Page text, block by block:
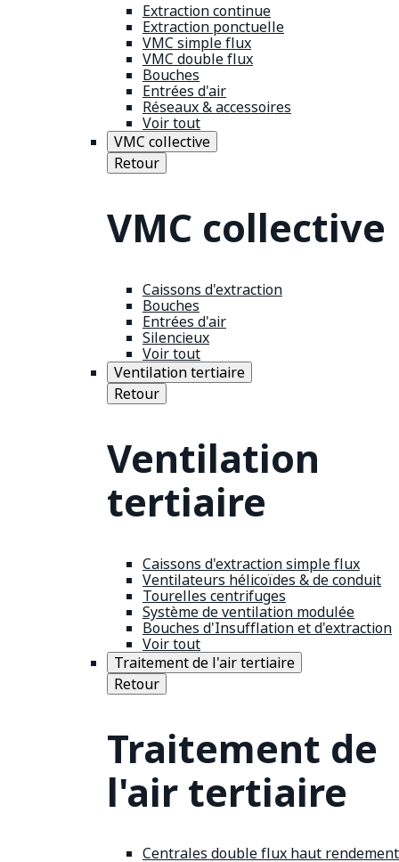
Extraction continue
Extraction ponctuelle
VMC simple flux
VMC double flux
Bouches
Entrées d'air
Réseaux & accessoires
Voir tout
VMC collective
Retour
VMC collective
Caissons d'extraction
Bouches
Entrées d'air
Silencieux
Voir tout
Ventilation tertiaire
Retour
Ventilation
tertiaire
Caissons d'extraction simple flux
Ventilateurs hélicoïdes & de conduit
Tourelles centrifuges
Système de ventilation modulée
Bouches d'Insufflation et d'extraction
Voir tout
Traitement de l'air tertiaire
Retour
Traitement de
l'air tertiaire
Centrales double flux haut rendement